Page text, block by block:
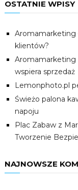
OSTATNIE WPISY
Aromamarketing
klientów?
Aromamarketing
wspiera sprzedaż
Lemonphoto.pl
Świeżo palona
napoju
Plac Zabaw z
Tworzenie
NAJNOWSZE